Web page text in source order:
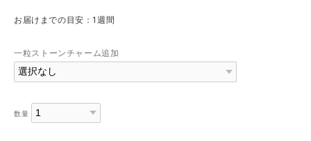
お届けまでの目安：1週間
一粒ストーンチャーム追加
数量